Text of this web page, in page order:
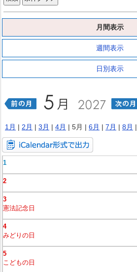
月間表示
週間表示
日別表示
1月 | 2月 | 3月 | 4月 | 5月 | 6月 | 7月 | 8月 |
1
2
3
憲法記念日
4
みどりの日
5
こどもの日